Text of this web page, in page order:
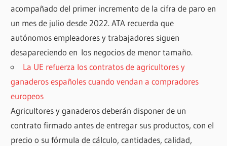
acompañado del primer incremento de la cifra de paro en
un mes de julio desde 2022. ATA recuerda que
autónomos empleadores y trabajadores siguen
desapareciendo en los negocios de menor tamaño.
La UE refuerza los contratos de agricultores y
ganaderos españoles cuando vendan a compradores
europeos
Agricultores y ganaderos deberán disponer de un
contrato firmado antes de entregar sus productos, con el
precio o su fórmula de cálculo, cantidades, calidad,